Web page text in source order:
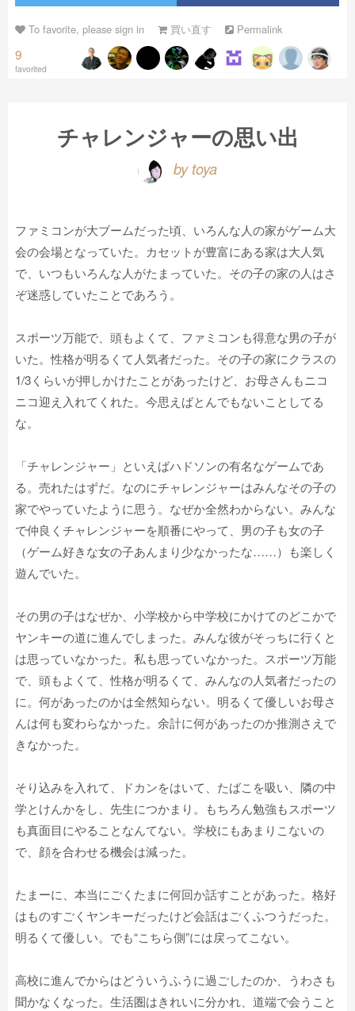
To favorite, please sign in 買い直す Permalink
9
favorited
チャレンジャーの思い出
by toya
ファミコンが大ブームだった頃、いろんな人の家がゲーム大
会の会場となっていた。カセットが豊富にある家は大人気
で、いつもいろんな人がたまっていた。その子の家の人はさ
ぞ迷惑していたことであろう。
スポーツ万能で、頭もよくて、ファミコンも得意な男の子が
いた。性格が明るくて人気者だった。その子の家にクラスの
1/3くらいが押しかけたことがあったけど、お母さんもニコ
ニコ迎え入れてくれた。今思えばとんでもないことしてる
な。
「チャレンジャー」といえばハドソンの有名なゲームであ
る。売れたはずだ。なのにチャレンジャーはみんなその子の
家でやっていたように思う。なぜか全然わからない。みんな
で仲良くチャレンジャーを順番にやって、男の子も女の子
（ゲーム好きな女の子あんまり少なかったな……）も楽しく
遊んでいた。
その男の子はなぜか、小学校から中学校にかけてのどこかで
ヤンキーの道に進んでしまった。みんな彼がそっちに行くと
は思っていなかった。私も思っていなかった。スポーツ万能
で、頭もよくて、性格が明るくて、みんなの人気者だったの
に。何があったのかは全然知らない。明るくて優しいお母さ
んは何も変わらなかった。余計に何があったのか推測さえで
きなかった。
そり込みを入れて、ドカンをはいて、たばこを吸い、隣の中
学とけんかをし、先生につかまり。もちろん勉強もスポーツ
も真面目にやることなんてない。学校にもあまりこないの
で、顔を合わせる機会は減った。
たまーに、本当にごくたまに何回か話すことがあった。格好
はものすごくヤンキーだったけど会話はごくふつうだった。
明るくて優しい。でも“こちら側”には戻ってこない。
高校に進んでからはどういうふうに過ごしたのか、うわさも
聞かなくなった。生活圏はきれいに分かれ、道端で会うこと